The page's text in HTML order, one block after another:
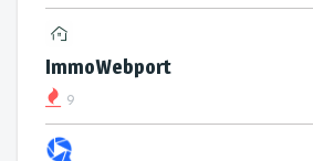
ImmoWebport
9